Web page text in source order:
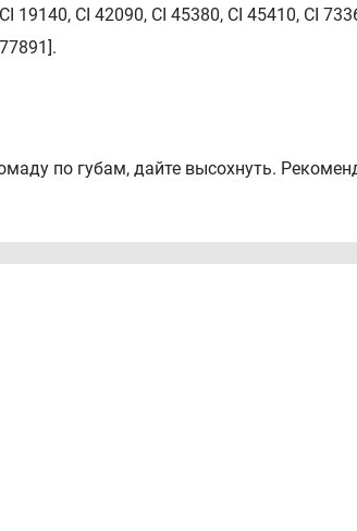
19140, CI 42090, CI 45380, CI 45410, CI
по губам, дайте высохнуть.